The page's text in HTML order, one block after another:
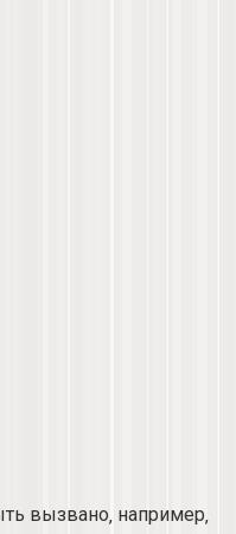
вызвано‚ например‚